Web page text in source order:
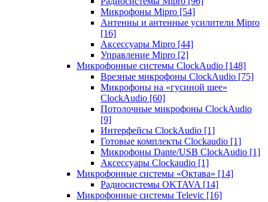
Микрофоны Mipro [54]
Антенны и антенные усилители Mipro
[16]
Аксессуары Mipro [44]
Управление Mipro [2]
Микрофонные системы ClockAudio [148]
Врезные микрофоны ClockAudio [75]
Микрофоны на «гусиной шее»
ClockAudio [60]
Потолочные микрофоны ClockAudio
[9]
Интерфейсы ClockAudio [1]
Готовые комплекты Clockaudio [1]
Микрофоны Dante/USB ClockAudio [1]
Аксессуары Clockaudio [1]
Микрофонные системы «Октава» [14]
Радиосистемы OKTAVA [14]
Микрофонные системы Televic [16]